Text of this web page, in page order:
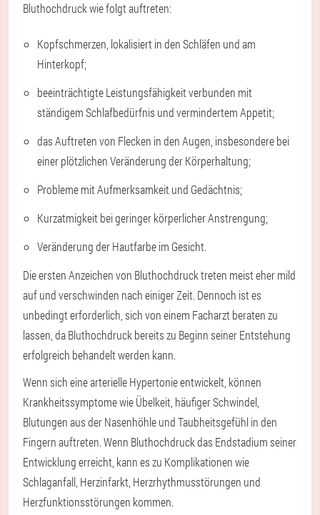
Bluthochdruck wie folgt auftreten:
Kopfschmerzen, lokalisiert in den Schläfen und am
Hinterkopf;
beeinträchtigte Leistungsfähigkeit verbunden mit
ständigem Schlafbedürfnis und vermindertem Appetit;
das Auftreten von Flecken in den Augen, insbesondere bei
einer plötzlichen Veränderung der Körperhaltung;
Probleme mit Aufmerksamkeit und Gedächtnis;
Kurzatmigkeit bei geringer körperlicher Anstrengung;
Veränderung der Hautfarbe im Gesicht.
Die ersten Anzeichen von Bluthochdruck treten meist eher mild
auf und verschwinden nach einiger Zeit. Dennoch ist es
unbedingt erforderlich, sich von einem Facharzt beraten zu
lassen, da Bluthochdruck bereits zu Beginn seiner Entstehung
erfolgreich behandelt werden kann.
Wenn sich eine arterielle Hypertonie entwickelt, können
Krankheitssymptome wie Übelkeit, häufiger Schwindel,
Blutungen aus der Nasenhöhle und Taubheitsgefühl in den
Fingern auftreten. Wenn Bluthochdruck das Endstadium seiner
Entwicklung erreicht, kann es zu Komplikationen wie
Schlaganfall, Herzinfarkt, Herzrhythmusstörungen und
Herzfunktionsstörungen kommen.